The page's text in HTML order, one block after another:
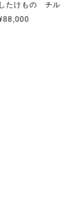
たけもの チル